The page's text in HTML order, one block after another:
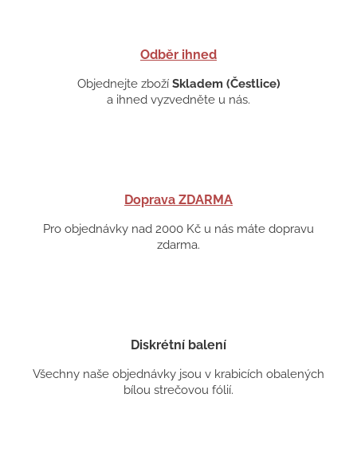
Odběr ihned
Objednejte zboží Skladem (Čestlice)
a ihned vyzvedněte u nás.
Doprava ZDARMA
Pro objednávky nad 2000 Kč u nás máte dopravu
zdarma.
Diskrétní balení
Všechny naše objednávky jsou v krabicích obalených
bílou strečovou fólií.